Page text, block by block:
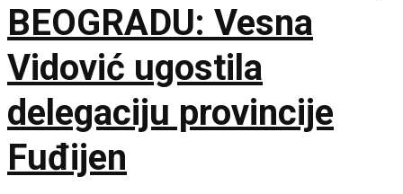
BEOGRADU: Vesna
Vidović ugostila
delegaciju provincije
Fuđijen